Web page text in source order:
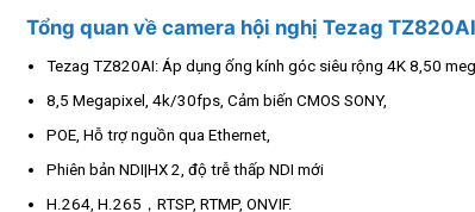
Tổng quan về camera hội nghị Tezag
Tezag TZ820AI: Áp dụng ống kính góc siêu rộng 4K 8,50
8,5 Megapixel, 4k/30fps, Cảm biến CMOS SONY,
POE, Hỗ trợ nguồn qua Ethernet,
Phiên bản NDI|HX 2, độ trễ thấp NDI mới
H.264, H.265，RTSP, RTMP, ONVIF.